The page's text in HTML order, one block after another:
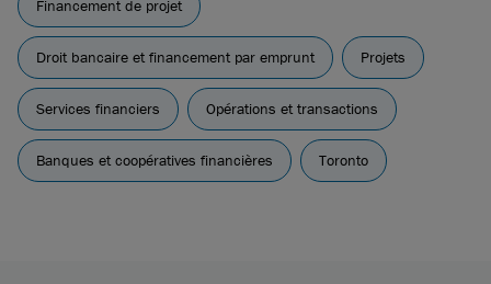
Financement de projet
Droit bancaire et financement par emprunt Projets
Services financiers Opérations et transactions
Banques et coopératives financières Toronto